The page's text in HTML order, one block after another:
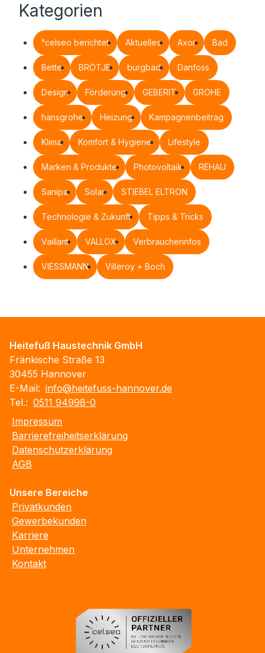
Kategorien
°celseo berichtet Aktuelles Axor Bad
Bette BRÖTJE burgbad Danfoss
Design Förderung GEBERIT GROHE
hansgrohe Heizung Kampagnenbeitrag
Klima Komfort & Hygiene Lifestyle
Marken & Produkte Photovoltaik REHAU
Sanipa Solar STIEBEL ELTRON
Technologie & Zukunft Tipps & Tricks
Vaillant VALLOX Verbraucherinfos
VIESSMANN Villeroy + Boch
Heitefuß Haustechnik GmbH
Fränkische Straße 13
30455 Hannover
E-Mail: info@heitefuss-hannover.de
Tel.: 0511 94998-0
Impressum
Barrierefreiheitserklärung
Datenschutzerklärung
AGB
Unsere Bereiche
Privatkunden
Gewerbekunden
Karriere
Unternehmen
Kontakt